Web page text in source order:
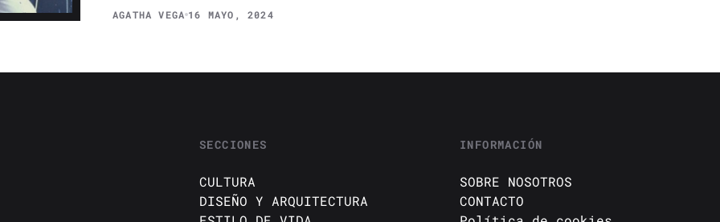
AGATHA VEGA 16 MAYO, 2024
SECCIONES
CULTURA
DISEÑO Y ARQUITECTURA
INFORMACIÓN
SOBRE NOSOTROS
CONTACTO